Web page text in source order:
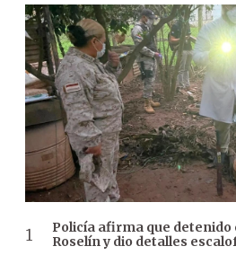
Policía afirma que detenido
Roselín y dio detalles